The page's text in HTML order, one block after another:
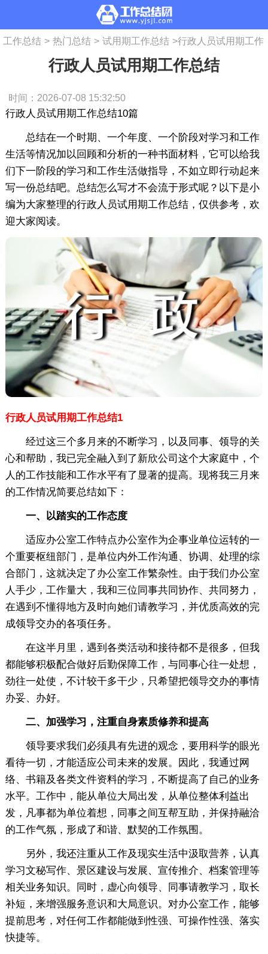
工作总结 > 热门总结 > 试用期工作总结 >行政人员试用期工作
行政人员试用期工作总结
时间：2026-07-08 15:32:50
行政人员试用期工作总结10篇
总结在一个时期、一个年度、一个阶段对学习和工作
生活等情况加以回顾和分析的一种书面材料，它可以给我
们下一阶段的学习和工作生活做指导，不如立即行动起来
写一份总结吧。总结怎么写才不会流于形式呢？以下是小
编为大家整理的行政人员试用期工作总结，仅供参考，欢
迎大家阅读。
行政人员试用期工作总结1
经过这三个多月来的不断学习，以及同事、领导的关
心和帮助，我已完全融入到了新欣公司这个大家庭中，个
人的工作技能和工作水平有了显著的提高。现将我三月来
的工作情况简要总结如下：
一、以踏实的工作态度
适应办公室工作特点办公室作为企事业单位运转的一
个重要枢纽部门，是单位内外工作沟通、协调、处理的综
合部门，这就决定了办公室工作繁杂性。由于我们办公室
人手少，工作量大，我和三位同事共同协作、共同努力，
在遇到不懂得地方及时向她们请教学习，并优质高效的完
成领导交办的各项任务。
在这半月里，遇到各类活动和接待都不是很多，但我
都能够积极配合做好后勤保障工作，与同事心往一处想，
劲往一处使，不计较干多干少，只希望把领导交办的事情
办妥、办好。
二、加强学习，注重自身素质修养和提高
领导要求我们必须具有先进的观念，要用科学的眼光
看待一切，才能适应公司未来的发展。因此，我通过网
络、书籍及各类文件资料的学习，不断提高了自己的业务
水平。工作中，能从单位大局出发，从单位整体利益出
发，凡事都为单位着想，同事之间互帮互助，并保持融洽
的工作气氛，形成了和谐、默契的工作氛围。
另外，我还注重从工作及现实生活中汲取营养，认真
学习文秘写作、景区建设与发展、宣传推介、档案管理等
相关业务知识。同时，虚心向领导、同事请教学习，取长
补短，来增强服务意识和大局意识。对办公室工作，能够
提前思考，对任何工作都能做到性强、可操作性强、落实
快捷等。